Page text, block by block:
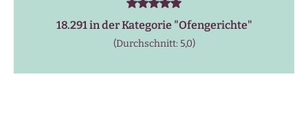
18.291 in der Kategorie "Ofengerichte"
(Durchschnitt: 5,0)